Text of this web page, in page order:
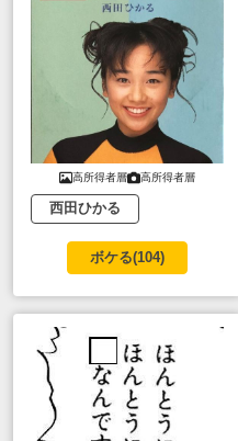
高所得者層 高所得者層
西田ひかる
ボケる(104)